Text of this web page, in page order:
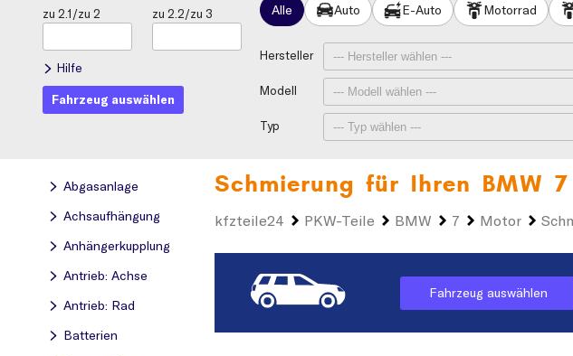
zu 2.1/zu 2 zu 2.2/zu 3
Hilfe
Fahrzeug auswählen
Alle Auto E-Auto Motorrad
Hersteller
Modell
Typ
Abgasanlage
Achsaufhängung
Anhängerkupplung
Antrieb: Achse
Antrieb: Rad
Batterien
Schmierung für Ihren BMW 7
kfzteile24 PKW-Teile BMW 7 Motor
Fahrzeug auswählen